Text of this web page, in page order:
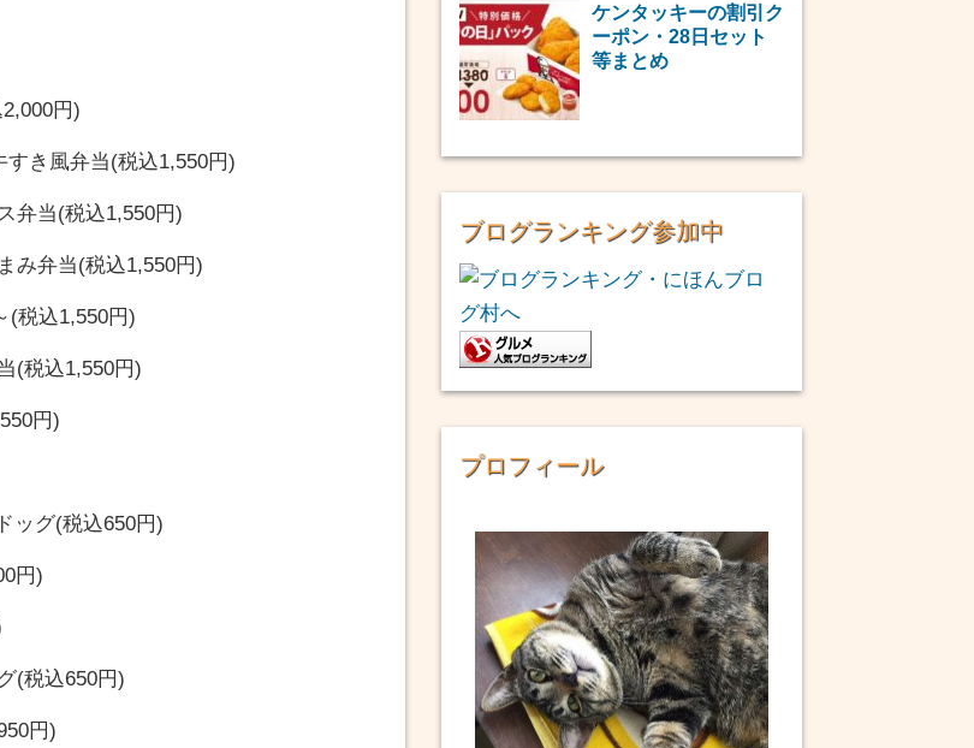
円)
き風弁当(税込1,550円)
弁当(税込1,550円)
み弁当(税込1,550円)
(税込1,550円)
(税込1,550円)
円)
ッグ(税込650円)
円)
(税込650円)
円)
ケンタッキーの割引ク
ーポン・28日セット
等まとめ
ブログランキング参加中
プロフィール